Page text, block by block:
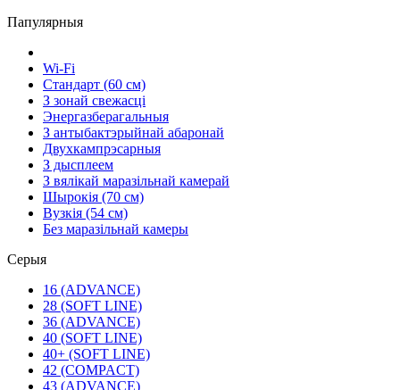
Папулярныя
Wi-Fi
Стандарт (60 см)
З зонай свежасці
Энергазберагальныя
З антыбактэрыйнай абаронай
Двухкампрэсарныя
З дысплеем
З вялікай маразільнай камерай
Шырокія (70 см)
Вузкія (54 см)
Без маразільнай камеры
Серыя
16 (ADVANCE)
28 (SOFT LINE)
36 (ADVANCE)
40 (SOFT LINE)
40+ (SOFT LINE)
42 (COMPACT)
43 (ADVANCE)